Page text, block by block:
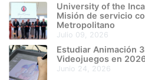
University of the
Misión de servicio
Metropolitano
julio 09, 2026
Estudiar Animación
Videojuegos en
junio 24, 2026